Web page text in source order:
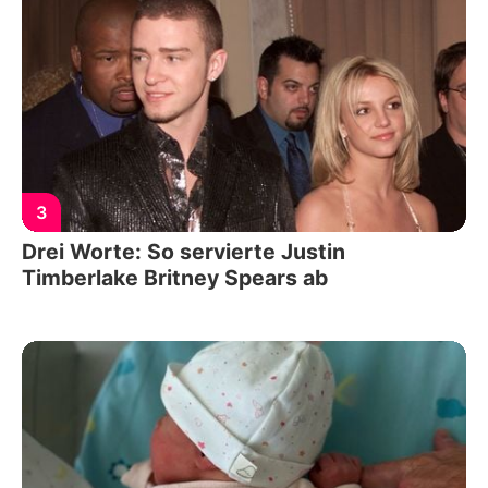
3
Drei Worte: So servierte Justin
Timberlake Britney Spears ab